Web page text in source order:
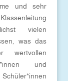
und sehr
vielen
was das
wertvollen
und